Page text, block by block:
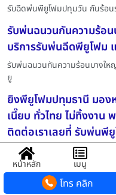
รับฉีดพ่นพียูโฟมปทุมวัน กันร้อน
รับพ่นฉนวนกันความร้อ
บริการรับพ่นฉีดพียูโฟม
รับพ่นฉนวนกันความร้อนบางใ
ยู
ยิงพียูโฟมปทุมธานี มอง
เนี๊ยบ ทั่วไทย ไม่ทิ้งงาน
ติดต่อเราเลยที่ รับพ่นพี
ยิงพียูโฟมปทุมธานี มองหาช่าง
รับฉีดพ่นโฟมหลังคาวัฒ
สบายด้วย รับฉีดพ่นโฟ
หน้าหลัก เมนู
โทร คลิก